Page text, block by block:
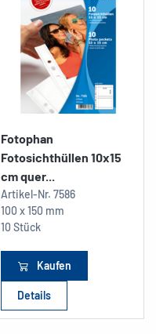
Fotophan
Fotosichthüllen 10x15
cm quer...
Artikel-Nr. 7586
100 x 150 mm
10 Stück
Kaufen
Details